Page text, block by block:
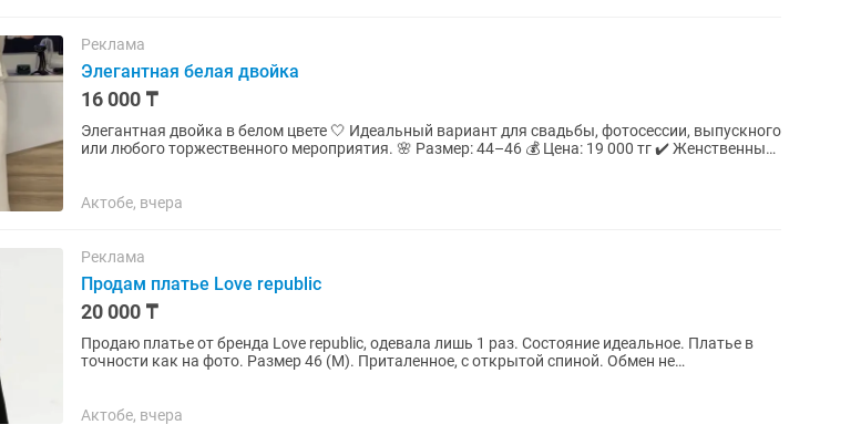
Реклама
Элегантная белая двойка
16 000 ₸
Элегантная двойка в белом цвете 🤍 Идеальный вариант для свадьбы, фотосессии, выпускного
или любого торжественного мероприятия. 🌸 Размер: 44–46 💰 Цена: 19 000 тг ✔️ Женственный
Актобе, вчера
Реклама
Продам платье Love republic
20 000 ₸
Продаю платье от бренда Love republic, одевала лишь 1 раз. Состояние идеальное. Платье в
точности как на фото. Размер 46 (M). Приталенное, с открытой спиной. Обмен не
Актобе, вчера